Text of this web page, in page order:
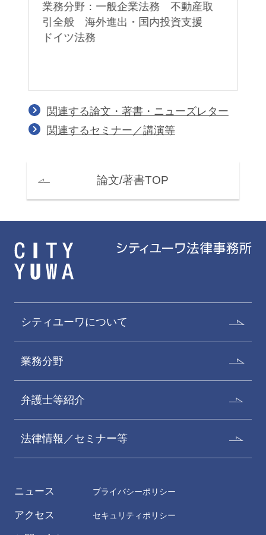
業務分野：一般企業法務 不動産取
引全般 海外進出・国内投資支援
ドイツ法務
関連する論文・著書・ニューズレター
関連するセミナー／講演等
論文/著書TOP
シティユーワについて
業務分野
弁護士等紹介
法律情報／セミナー等
ニュース
アクセス
プライバシーポリシー
セキュリティポリシー